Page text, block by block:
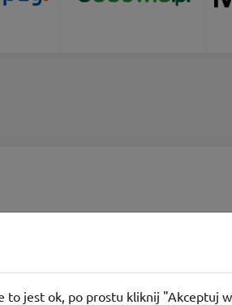
do -700 zł
to jest ok, po prostu kliknij "Akceptuj